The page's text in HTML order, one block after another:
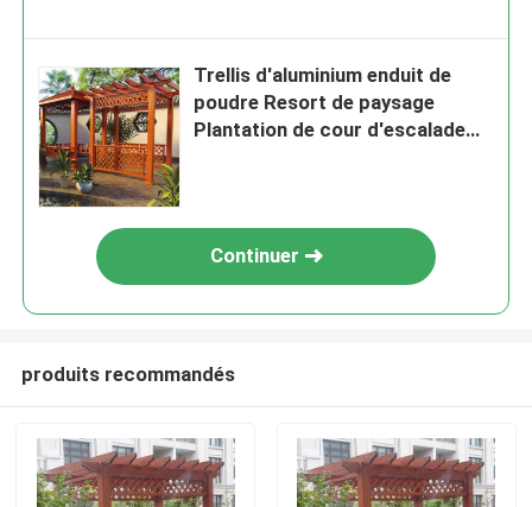
Trellis d'aluminium enduit de
poudre Resort de paysage
Plantation de cour d'escalade
Continuer
produits recommandés